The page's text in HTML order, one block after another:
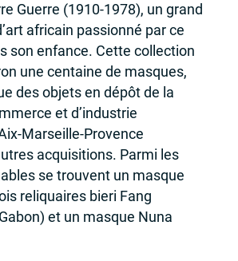
Guerre (1910-1978), un grand
africain passionné par ce
son enfance. Cette collection
une centaine de masques,
des objets en dépôt de la
et d’industrie
Marseille-Provence
acquisitions. Parmi les
se trouvent un masque
reliquaires bieri Fang
et un masque Nuna